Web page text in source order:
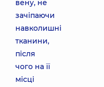
вену, не
зачіпаючи
навколишні
тканини,
після
чого на її
місці